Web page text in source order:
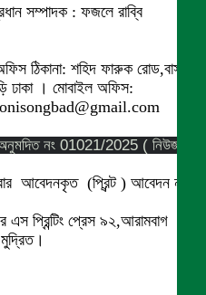
সম্পাদক : ফজলে রাব্বি
ঠিকানা: শহিদ ফারুক রোড,বাসা
ঢাকা । মোবাইল অফিস:
অনুমদিত নং 01021/2025 ( নিউজ
আবেদনকৃত (প্রিন্ট ) আবেদন নং
প্রিন্টিং প্রেস ৯২,আরামবাগ